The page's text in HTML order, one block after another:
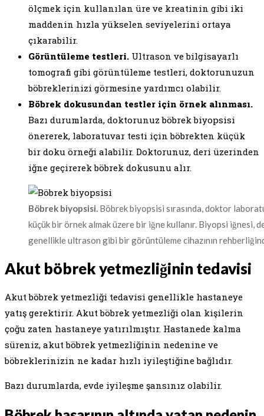
ölçmek için kullanılan üre ve kreatinin gibi iki
maddenin hızla yükselen seviyelerini ortaya
çıkarabilir.
Görüntüleme testleri. Ultrason ve bilgisayarlı
tomografi gibi görüntüleme testleri, doktorunuzun
böbreklerinizi görmesine yardımcı olabilir.
Böbrek dokusundan testler için örnek alınması.
Bazı durumlarda, doktorunuz böbrek biyopsisi
önererek, laboratuvar testi için böbrekten küçük
bir doku örneği alabilir. Doktorunuz, deri üzerinden
iğne geçirerek böbrek dokusunu alır.
Böbrek biyopsisi. Böbrek biyopsisi sırasında, doktor
küçük bir örnek almak üzere bir iğne kullanır. Biyopsi iğnesi,
genellikle ultrason gibi bir görüntüleme cihazının
Akut böbrek yetmezliğinin tedavisi
Akut böbrek yetmezliği tedavisi genellikle hastaneye
yatış gerektirir. Akut böbrek yetmezliği olan kişilerin
çoğu zaten hastaneye yatırılmıştır. Hastanede kalma
süreniz, akut böbrek yetmezliğinin nedenine ve
böbreklerinizin ne kadar hızlı iyileştiğine bağlıdır.
Bazı durumlarda, evde iyileşme şansınız olabilir.